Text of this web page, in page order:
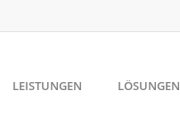
LEISTUNGEN LÖSUNGEN